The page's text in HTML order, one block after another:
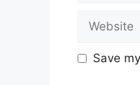
Website
Save